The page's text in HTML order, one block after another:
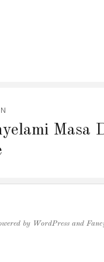
Masa
by WordPressand